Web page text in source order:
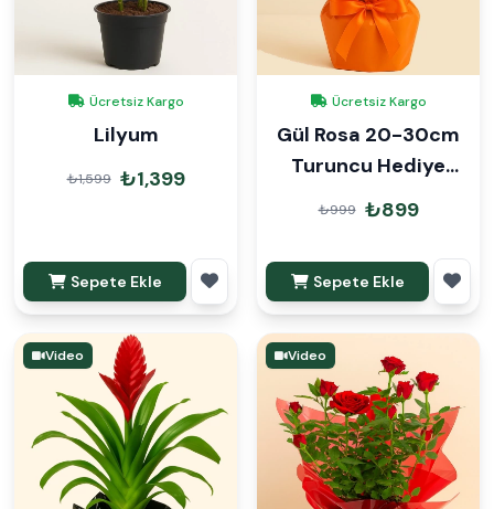
Ücretsiz Kargo
Lilyum
₺1,599 ₺1,399
Sepete Ekle
Ücretsiz Kargo
Gül Rosa 20-30cm
Turuncu Hediye
Paketli
₺999 ₺899
Sepete Ekle
Video Video